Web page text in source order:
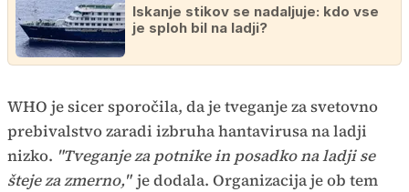
Iskanje stikov se nadaljuje: kdo vse
je sploh bil na ladji?
WHO je sicer sporočila, da je tveganje za svetovno
prebivalstvo zaradi izbruha hantavirusa na ladji
nizko. "Tveganje za potnike in posadko na ladji se
šteje za zmerno," je dodala. Organizacija je ob tem